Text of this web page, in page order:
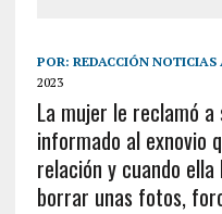
POR: REDACCIÓN
2023
La mujer le reclamó
informado al exnovio
relación y cuando
borrar unas fotos,